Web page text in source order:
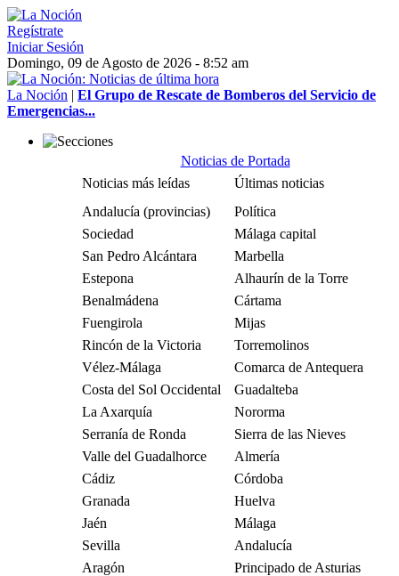
Regístrate
Iniciar Sesión
Domingo, 09 de Agosto de 2026 - 8:52 am
La Noción | El Grupo de Rescate de Bomberos del Servicio de
Emergencias...
Noticias de Portada
Noticias más leídas
Últimas noticias
Andalucía (provincias)
Política
Sociedad
Málaga capital
San Pedro Alcántara
Marbella
Estepona
Alhaurín de la Torre
Benalmádena
Cártama
Fuengirola
Mijas
Rincón de la Victoria
Torremolinos
Vélez-Málaga
Comarca de Antequera
Costa del Sol Occidental
Guadalteba
La Axarquía
Nororma
Serranía de Ronda
Sierra de las Nieves
Valle del Guadalhorce
Almería
Cádiz
Córdoba
Granada
Huelva
Jaén
Málaga
Sevilla
Andalucía
Aragón
Principado de Asturias